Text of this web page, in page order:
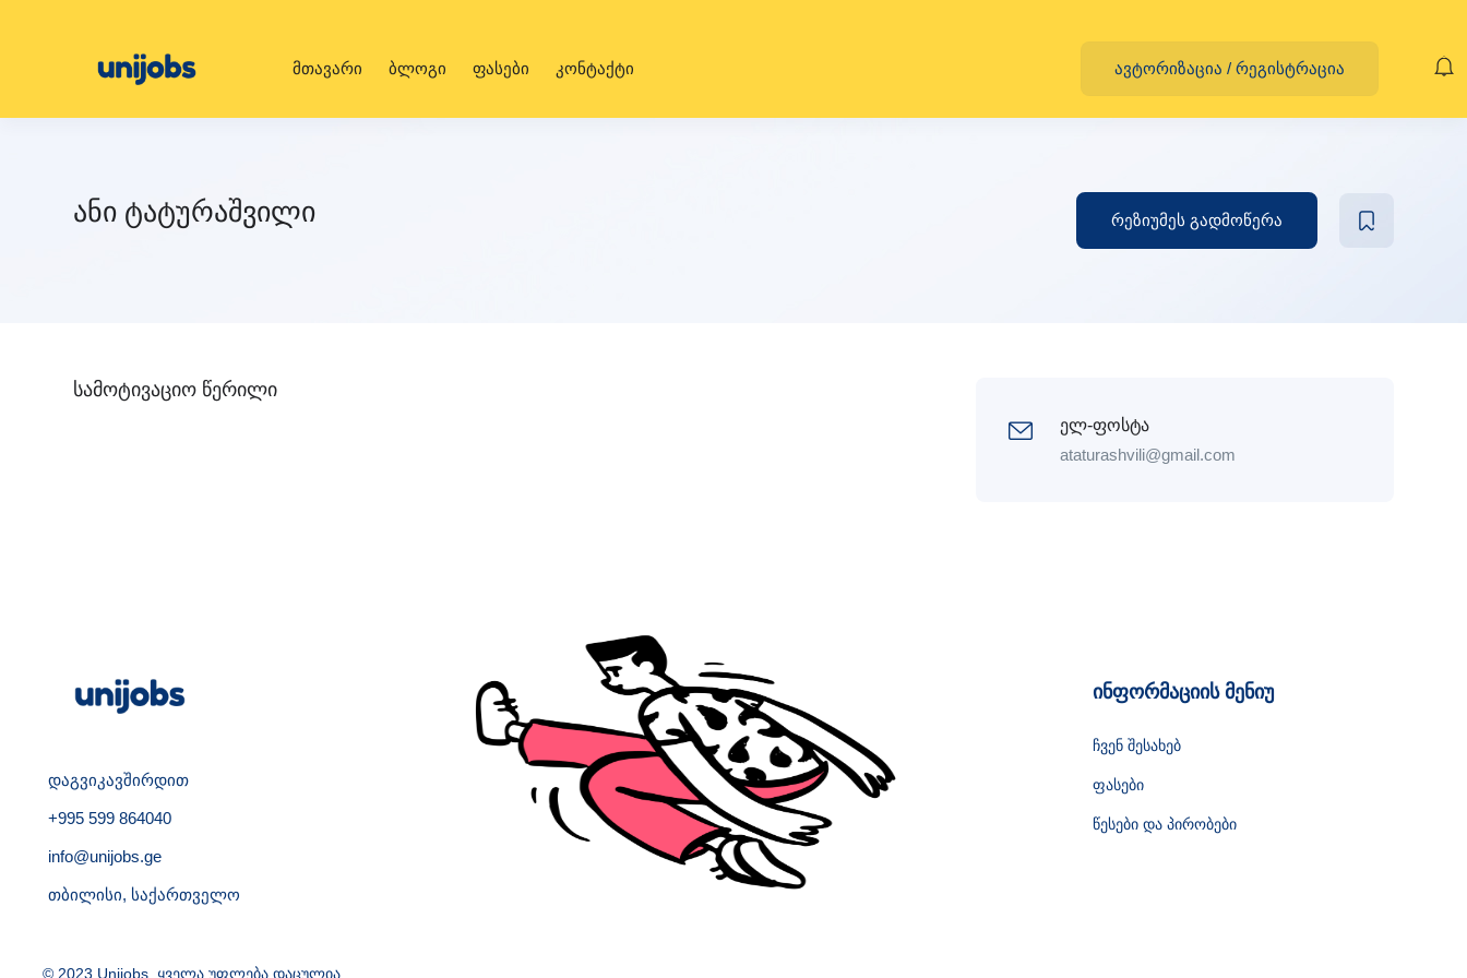
მთავარი ბლოგი ფასები კონტაქტი ავტორიზაცია / რეგისტრაცია
ანი ტატურაშვილი რეზიუმეს გადმოწერა
სამოტივაციო წერილი
ელ-ფოსტა
ataturashvili@gmail.com
დაგვიკავშირდით
+995 599 864040
info@unijobs.ge
თბილისი, საქართველო
ინფორმაციის მენიუ
ჩვენ შესახებ
ფასები
წესები და პირობები
© 2023 Unijobs. ყველა უფლება დაცულია.